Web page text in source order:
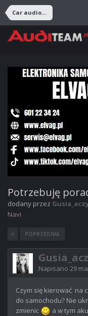
Car audio, CB, Navi
Potrzebuję
dodany przez
Navi
POPRZEDNIA
Napisano 29
Czym się kierować na
do samochodu? Nie
zmienic
a w tym